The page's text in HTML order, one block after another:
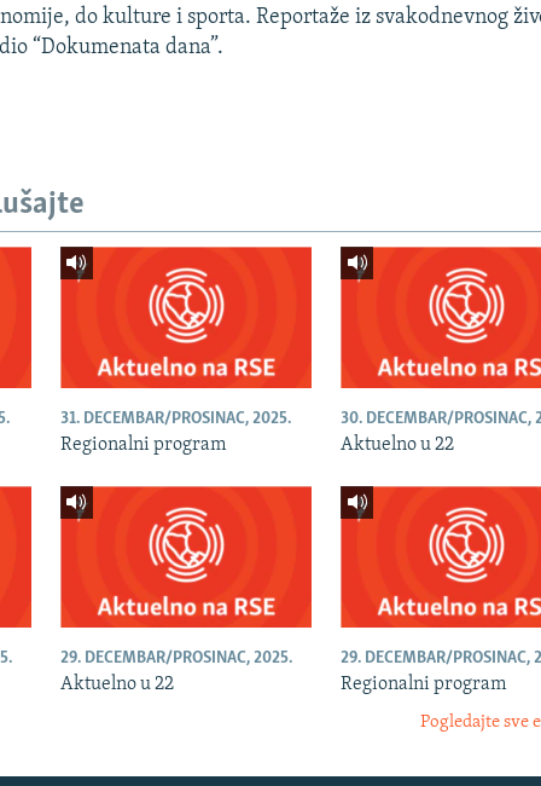
do kulture i sporta. Reportaže iz svakodnevnog
“Dokumenata dana”.
31. DECEMBAR/PROSINAC, 2025.
Regionalni program
30. DECEMBAR/PROSINAC,
Aktuelno u 22
29. DECEMBAR/PROSINAC, 2025.
Aktuelno u 22
29. DECEMBAR/PROSINAC,
Regionalni program
Pogledajte sve